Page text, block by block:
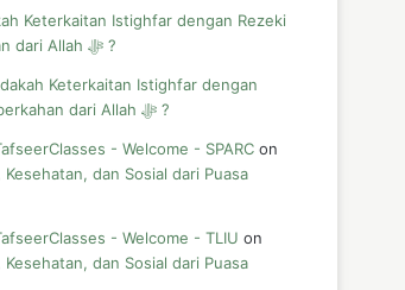
Keterkaitan Istighfar dengan Rezeki
dan Keberkahan dari Allah ﷻ ?
Keterkaitan Istighfar dengan
Rezeki dan Keberkahan dari Allah ﷻ ?
- Welcome - SPARC on
Kesehatan, dan Sosial dari Puasa
- Welcome - TLIU on
Kesehatan, dan Sosial dari Puasa